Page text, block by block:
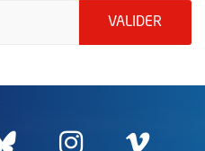
VALIDER
fenêtre
une nouvelle
Bluesky
, Ouvre une
Instagram
, Ouvre
,